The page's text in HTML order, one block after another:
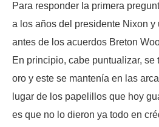
Para responder la primera
a los años del presidente Nixon y
antes de los acuerdos Breton
En principio, cabe puntualizar, se
oro y este se mantenía en las
lugar de los papelillos que hoy
es que no lo dieron ya todo en